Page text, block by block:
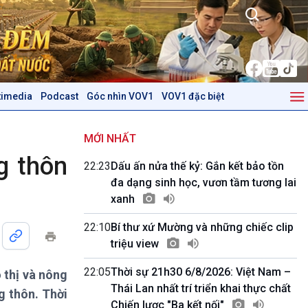
Podcast Góc nhìn VOV1 VOV1 đặc biệt
Trước giờ mở cửa
Dòng chảy Kinh tế
Tuyên chiến với gian lận
thương mại
Mùa vàng
Biển đảo Việt Nam
Tâm tình biên giới và hải
Tìm hiểu biển, đảo Việt
Nam
Podcast
Góc nhìn VOV1
Bình luận
thôn
thị và nông
thôn. Thời
MỚI NHẤT
22:23Dấu ấn nửa thế kỷ: Gắn kết bảo tồn
đa dạng sinh học, vươn tầm tương lai
xanh
22:10Bí thư xứ Mường và những chiếc clip
triệu view
22:05Thời sự 21h30 6/8/2026: Việt Nam –
Thái Lan nhất trí triển khai thực chất
Chiến lược "Ba kết nối"